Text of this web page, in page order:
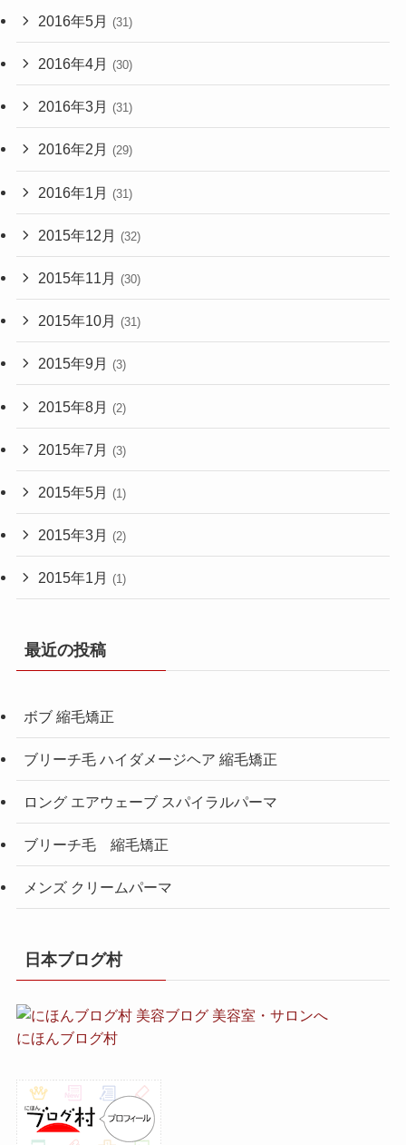
2016年5月 (31)
2016年4月 (30)
2016年3月 (31)
2016年2月 (29)
2016年1月 (31)
2015年12月 (32)
2015年11月 (30)
2015年10月 (31)
2015年9月 (3)
2015年8月 (2)
2015年7月 (3)
2015年5月 (1)
2015年3月 (2)
2015年1月 (1)
最近の投稿
ボブ 縮毛矯正
ブリーチ毛 ハイダメージヘア 縮毛矯正
ロング エアウェーブ スパイラルパーマ
ブリーチ毛 縮毛矯正
メンズ クリームパーマ
日本ブログ村
にほんブログ村